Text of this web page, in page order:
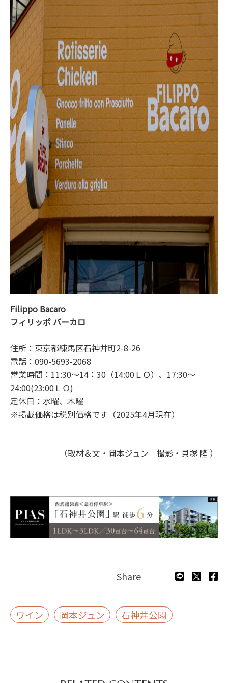
Filippo Bacaro
フィリッポ バーカロ
住所：東京都練馬区石神井町2-8-26
電話：090-5693-2068
営業時間：11:30～14：30（14:00ＬＯ）、17:30～
24:00(23:00ＬＯ)
定休日：水曜、木曜
※掲載価格は税別価格です（2025年4月現在）
（取材＆文・岡本ジュン 撮影・貝塚 隆 ）
Share
ワイン 岡本ジュン 石神井公園